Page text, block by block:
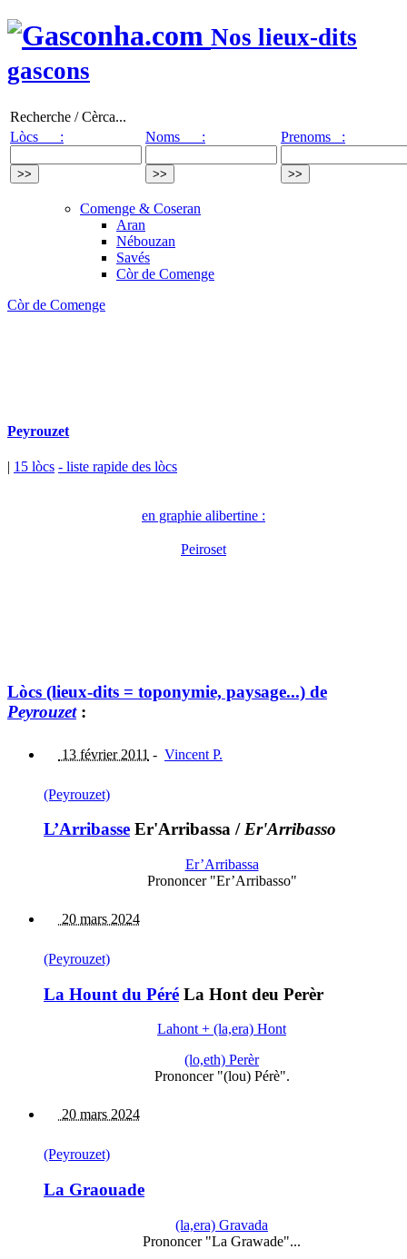
Nos lieux-dits
gascons
Recherche / Cèrca...
Lòcs :
Noms : Prenoms :
Comenge & Coseran
Aran
Nébouzan
Savés
Còr de Comenge
Còr de Comenge
Peyrouzet
| 15 lòcs - liste rapide des lòcs
en graphie alibertine :
Peiroset
Lòcs (lieux-dits = toponymie, paysage...) de
Peyrouzet:
13 février 2011 - Vincent P.
(Peyrouzet)
L’Arribasse Er'Arribassa /Er'Arribasso
Er’Arribassa
Prononcer "Er’Arribasso"
20 mars 2024
(Peyrouzet)
La Hount du Péré La Hont deu Perèr
Lahont + (la,era) Hont
(lo,eth) Perèr
Prononcer "(lou) Pérè".
20 mars 2024
(Peyrouzet)
La Graouade
(la,era) Gravada
Prononcer "La Grawade"...